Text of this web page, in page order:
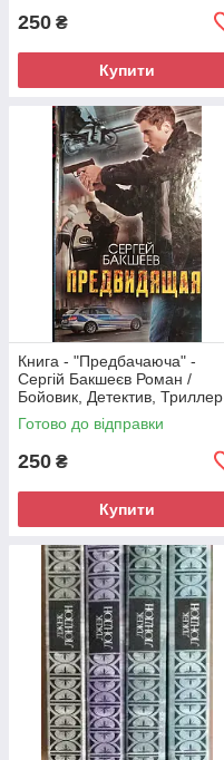
250 ₴
Купити
Книга - "Предбачаюча" -
Сергій Бакшеєв Роман /
Бойовик, Детектив, Триллер
(Б/У - Уцінка)
Готово до відправки
250 ₴
Купити